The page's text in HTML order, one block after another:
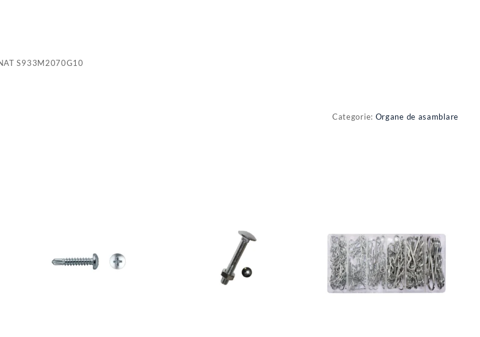
S933M2070G10
Categorie: Organe de asamblare